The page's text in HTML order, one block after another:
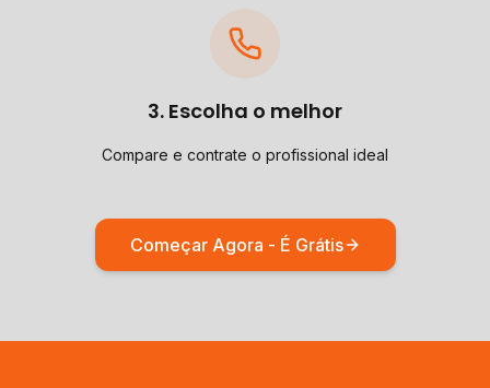
3. Escolha o melhor
Compare e contrate o profissional ideal
Começar Agora - É Grátis